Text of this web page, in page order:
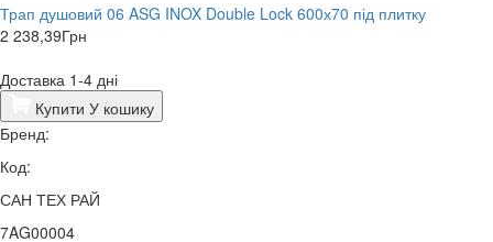
Трап душовий 06 ASG INOX Double Lock 600х70 під плитку
2 238,39Грн
Доставка 1-4 дні
Купити У кошику
Бренд:
Код:
САН ТЕХ РАЙ
7AG00004